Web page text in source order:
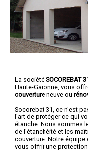
La société SOCOREBAT
Haute-Garonne, vous
couverture neuve ou
Socorebat 31, ce n'est
l'art de protéger ce qui
étanche. Nous sommes
de l'étanchéité et les
couverture. Notre équipe
vous offrir une